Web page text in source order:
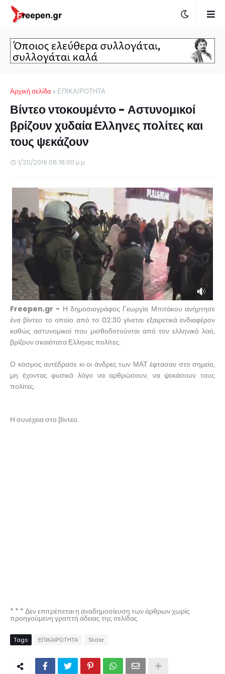
Αρχική σελίδα ΕΠΙΚΑΙΡΟΤΗΤΑ
Βίντεο ντοκουμέντο - Αστυνομικοί
βρίζουν χυδαία Ελληνες πολίτες και
τους ψεκάζουν
1/20/2019 08:16:00 μ.μ.
Freepen.gr - Η δημοσιογράφος Γεωργία Μπιτάκου ανήρτησε
ένα βίντεο το οποίο από το 02:30 γίνεται εξαιρετικά ενδιαφέρον
καθώς αστυνομικοί που μισθοδοτούνται από τον ελληνικό λαό,
βρίζουν σκαιότατα Ελληνες πολίτες.
Ο κόσμος αντέδρασε κι οι άνδρες των ΜΑΤ έφτασαν στο σημείο,
μη έχοντας φυσικά λόγο να αρθρώσουν, να ψεκάσουν τους
πολίτες.
Η συνέχεια στο βίντεο.
* * * Δεν επιτρέπεται η αναδημοσίευση των άρθρων χωρίς
προηγούμενη γραπτή άδειας της σελίδας
Tags ΕΠΙΚΑΙΡΟΤΗΤΑ Slider